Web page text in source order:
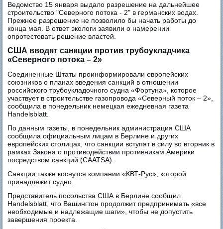
Ведомство 15 января выдало разрешение на дальнейшее
строительство "Северного потока - 2" в германских водах.
Прежнее разрешение не позволило бы начать работы до
конца мая. В ответ экологи заявили о намерении
опротестовать решение властей.
США вводят санкции против трубоукладчика
«Северного потока – 2»
Соединенные Штаты проинформировали европейских
союзников о планах введения санкций в отношении
российского трубоукладочного судна «Фортуна», которое
участвует в строительстве газопровода «Северный поток – 2»,
сообщила в понедельник немецкая ежедневная газета
Handelsblatt.
По данным газеты, в понедельник администрация США
сообщила официальным лицам в Берлине и других
европейских столицах, что санкции вступят в силу во вторник в
рамках Закона о противодействии противникам Америки
посредством санкций (CAATSA).
Санкции также коснутся компании «КВТ-Рус», которой
принадлежит судно.
Представитель посольства США в Берлине сообщил
Handelsblatt, что Вашингтон продолжит предпринимать «все
необходимые и надлежащие шаги», чтобы не допустить
завершения проекта.